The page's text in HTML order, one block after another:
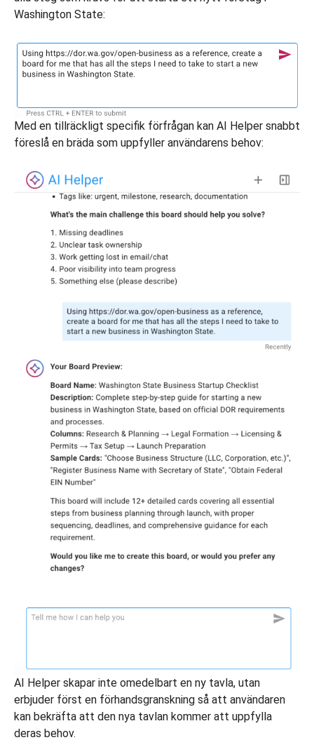
Washington State:
Med en tillräckligt specifik förfrågan kan AI Helper snabbt
föreslå en bräda som uppfyller användarens behov:
AI Helper skapar inte omedelbart en ny tavla, utan
erbjuder först en förhandsgranskning så att användaren
kan bekräfta att den nya tavlan kommer att uppfylla
deras behov.